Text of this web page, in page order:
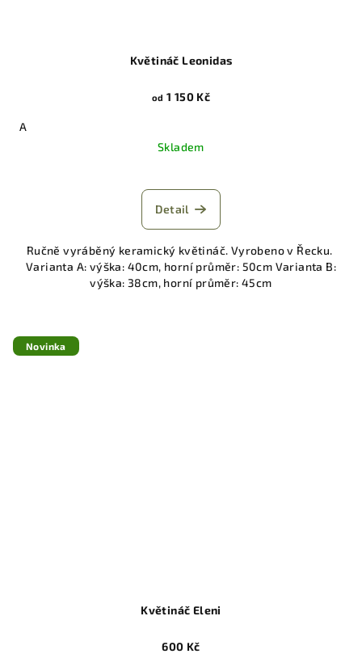
Květináč Leonidas
od 1 150 Kč
A
Skladem
Detail
Ručně vyráběný keramický květináč. Vyrobeno v Řecku.
Varianta A: výška: 40cm, horní průměr: 50cm Varianta B:
výška: 38cm, horní průměr: 45cm
Novinka
Květináč Eleni
600 Kč